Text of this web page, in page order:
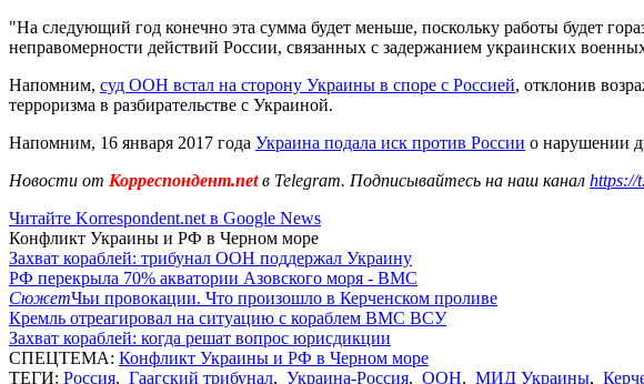
"На следующий год конечно эта сумма будет меньше, поскольку работы будет
неправомерности действий России, связанных с задержанием украинских
Напомним, суд ООН встал на сторону Украины в споре с Россией, отклонив
терроризма в разбирательстве с Украиной.
Напомним, 16 января 2017 года Украина подала иск против России о нарушении
Новости от Корреспондент.netв Telegram. Подписывайтесь на наш канал https://
Читайте Korrespondent.net в Google News
Конфликт Украины и РФ в Черном море
Захват кораблей: трибунал ООН поддержал Украину
РФ перекрыла 70% акватории Азовского моря - ВМС
СюжетЧьи провокации. Что произошло в Керченском проливе
Кремль отреагировал на ситуацию с кораблем ВМС ВСУ
Захват кораблей: когда решат вопрос юрисдикции
СПЕЦТЕМА: Конфликт Украины и РФ в Черном море
ТЕГИ: Россия, Гаагский трибунал, Украина-Россия, ООН, МИД Украины,